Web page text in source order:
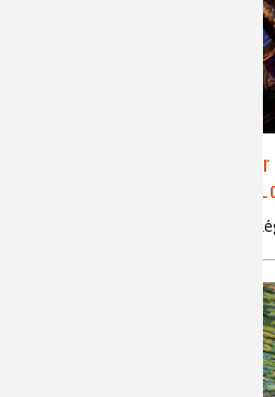
Aglaé, ou la Beauté vue
accélérateur de particules au
méthode PIXE, analyse éléments